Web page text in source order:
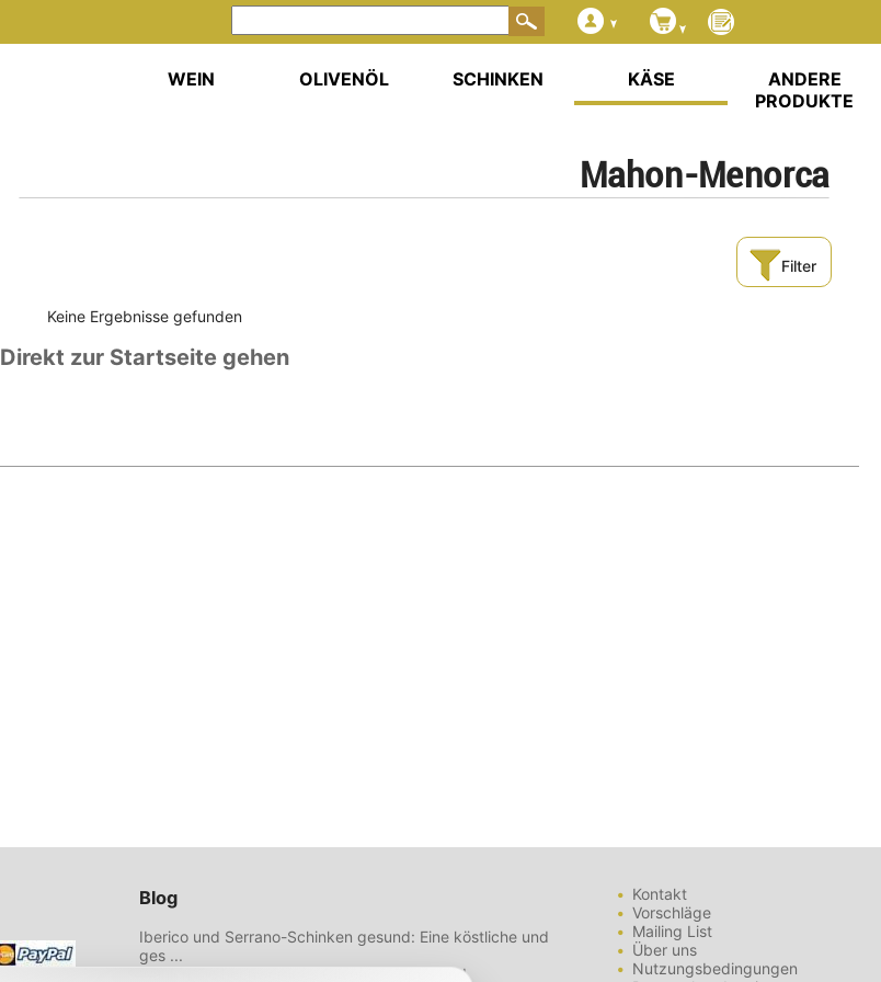
Mahon-Menorca
Filter
Keine Ergebnisse gefunden
Direkt zur Startseite gehen
WEIN OLIVENÖL SCHINKEN KÄSE
ANDERE
PRODUKTE
Blog
Iberico und Serrano-Schinken gesund: Eine köstliche und
ges ...
Wählen Sie hochwertiges Olivenöl - Tipps und
Kontakt
Vorschläge
Mailing List
Über uns
Nutzungsbedingungen